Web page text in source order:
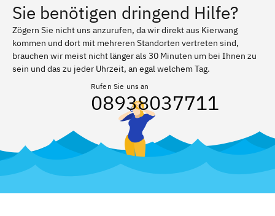
Sie benötigen dringend Hilfe?
Zögern Sie nicht uns anzurufen, da wir direkt aus Kierwang
kommen und dort mit mehreren Standorten vertreten sind,
brauchen wir meist nicht länger als 30 Minuten um bei Ihnen zu
sein und das zu jeder Uhrzeit, an egal welchem Tag.
Rufen Sie uns an
08938037711